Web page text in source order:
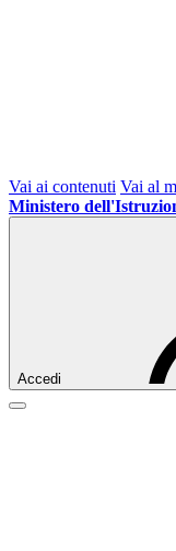
Vai ai contenuti Vai al
Ministero
Accedi